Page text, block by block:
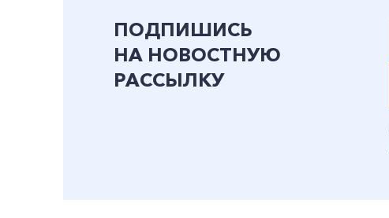
ПОДПИШИСЬ
НА НОВОСТНУЮ
РАССЫЛКУ